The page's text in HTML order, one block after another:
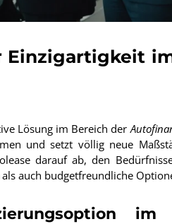
Einzigartigkeit
Lösung im Bereich der
und setzt völlig neue
darauf ab, den
auch budgetfreundliche
im